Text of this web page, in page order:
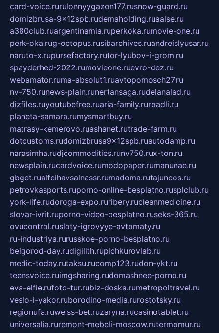
card-voice.rurulonnyygazon177.rusnow-guard.ru
domizbrusa-9x12spb.rudemaholding.ruaalse.ru
a380club.ruargentinamia.ruperkoka.rumovie-one.ru
perk-oka.rug-octopus.rusibarchives.ruandreislyusar.ru
naruto-x.rupursefactory.rutor-lyubov-i-grom.ru
spayderhed-2022.rumovieone.ruevro-dez.ru
webamator.ruma-absolut1.ruavtopomosch27.ru
nv-750.runews-plain.runertansaga.rudelanalad.ru
dizfiles.ruyoutubefree.ruaria-family.ruroadli.ru
planeta-samara.rumysmartbuy.ru
matrasy-kemerovo.ruashanet.rutrade-farm.ru
dotcustoms.rudomizbrusa9x12spb.ruautodamp.ru
narasimha.rudjcommodities.runv750.rux-ton.ru
newsplain.rucardvoice.rumodopaper.rumanunae.ru
gbget.rualfeihavsalnassr.rumadoma.rutajuncos.ru
petrovkasports.ruporno-online-besplatno.rusplclub.ru
york-life.rudoroga-expo.ruribery.rucleanmedicine.ru
slovar-ivrit.ruporno-video-besplatno.ruseks-365.ru
ovucontrol.rusloty-igrovyye-avtomaty.ru
ru-industriya.rurusskoe-porno-besplatno.ru
belgorod-day.rudigilith.rupichkurovlab.ru
medic-today.rutaksu.rucomp123.rudon-ykt.ru
teensvoice.ruimgsharing.rudomashnee-porno.ru
eva-elfie.rufoto-tur.rubiz-doska.rumetropoltravel.ru
veslo-i-yakor.ruborodino-media.rurostotsky.ru
regionufa.ruweiss-bet.ruzaryna.rucasinotablet.ru
universalia.ruremont-mebeli-moscow.rutermomur.ru